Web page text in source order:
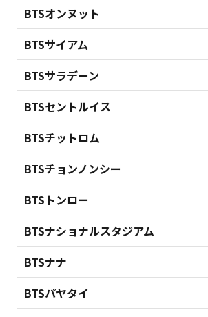
BTSオンヌット
BTSサイアム
BTSサラデーン
BTSセントルイス
BTSチットロム
BTSチョンノンシー
BTSトンロー
BTSナショナルスタジアム
BTSナナ
BTSパヤタイ